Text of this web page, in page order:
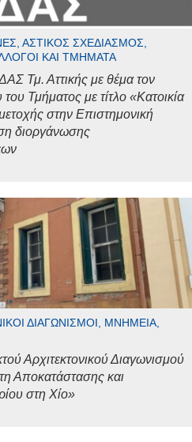
ΑΣΤΙΚΌΣ ΣΧΕΔΙΑΣΜΌΣ,
ΚΑΙ ΤΜΉΜΑΤΑ
Τμ. Αττικής με θέμα τον
Τμήματος με τίτλο «Κατοικία
στην Επιστημονική
διοργάνωσης
ΔΙΑΓΩΝΙΣΜΟΊ, ΜΝΗΜΕΊΑ,
Αρχιτεκτονικού Διαγωνισμού
Αποκατάστασης και
στη Χίο»